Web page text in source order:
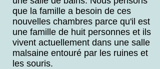
que la famille a besoin de ces
nouvelles chambres parce qu'il est
une famille de huit personnes et ils
vivent actuellement dans une salle
malsaine entouré par les ruines et
les souris.